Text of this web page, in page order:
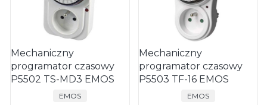
Mechaniczny
programator czasowy
P5502 TS-MD3 EMOS
PRODUCENT
EMOS
Mechaniczny
programator czasowy
P5503 TF-16 EMOS
PRODUCENT
EMOS